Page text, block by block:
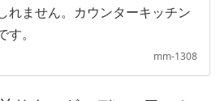
れません。カウンターキッチン
。
mm-1308